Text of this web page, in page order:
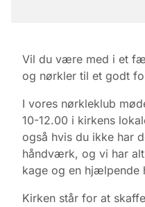
Vil du være med i et
og nørkler til et godt
I vores nørkleklub
10-12.00 i kirkens
også hvis du ikke har
håndværk, og vi har
kage og en hjælpende
Kirken står for at